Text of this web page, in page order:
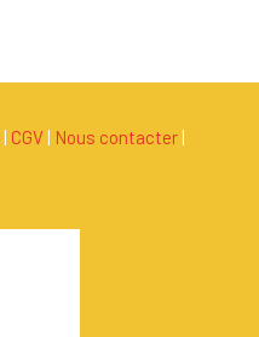
| CGV| Nous contacter|